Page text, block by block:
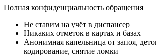
Полная конфиденциальность обращения
Не ставим на учёт в диспансер
Никаких отметок в картах и базах
Анонимная капельница от запоя,
кодирование, снятие ломки